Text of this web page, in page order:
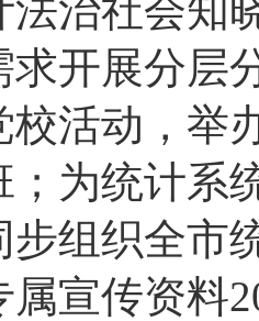
法治社会知
求开展分层
校活动，举
；为统计系
步组织全市
属宣传资料